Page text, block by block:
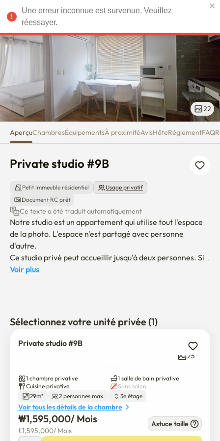
Private studio #9B EUR
22
AperçuChambresÉquipementsÀ proximitéAvisHôteRèglementFAQ
Private studio #9B
Petit immeuble résidentiel
Usage privatif
Document RC prêt
Ce texte a été traduit automatiquement
Notre studio est un appartement qui utilise tout l'espace
de la photo. L'espace n'est partagé avec personne
d'autre.
Ce studio privé peut accueillir jusqu'à deux personnes. Si
vous ajoutez d'autres personnes, vous devez en discuter à
* Bâtiment propre et paisible (endroit tout à fait)
* Studio confortable et bien équipé
* C'est un appartement avec une chambre, une salle de
2. Environnement
* 10 minutes à pied jusqu'à la gare d'entrée de Hongdae
(accès direct à la ligne d'aéroport et à la ligne 2)
* Dépanneur 24 heures sur 24, 7 jours sur 7, à 3 minutes à
pied (CU)
* De nombreux restaurants à proximité
Voir plus
Sélectionnez votre unité privée (1)
Private studio #9B
25
1 chambre privative
1 salle de bain privative
Cuisine privative
Sans salon
29m²
2 personnes max. 3e étage
Voir tous les détails de la chambre
₩1,595,000/ Mois
€1,595,000/ Mois
Astuce taille
Une erreur inconnue est survenue. Veuillez
réessayer.